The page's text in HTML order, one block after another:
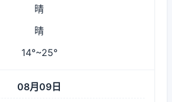
晴
晴
14°~25°
08月09日